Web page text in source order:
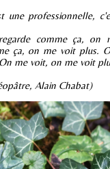
une professionnelle,
comme ça, on
ça, on me voit plus.
me voit, on me voit
Alain Chabat)